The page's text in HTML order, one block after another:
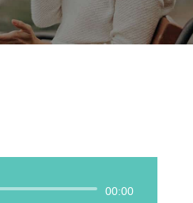
Audio
00:00